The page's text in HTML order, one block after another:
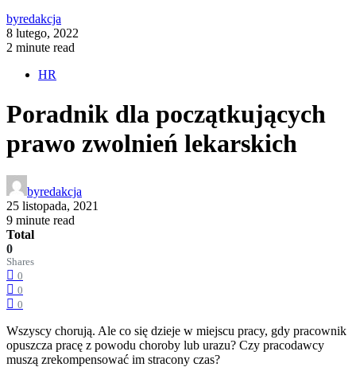
byredakcja
8 lutego, 2022
2 minute read
HR
Poradnik dla początkujących
prawo zwolnień lekarskich
byredakcja
25 listopada, 2021
9 minute read
Total
0
Shares
0
0
0
Wszyscy chorują. Ale co się dzieje w miejscu pracy, gdy pracownik
opuszcza pracę z powodu choroby lub urazu? Czy pracodawcy
muszą zrekompensować im stracony czas?